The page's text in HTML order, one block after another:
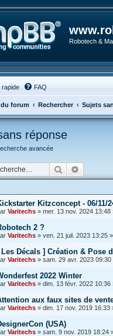
Robotech &
rapide FAQ
forum Rechercher Sujets
réponse
avancée
Rechercher
Kitzconcept - 06/11/
Varitechs » mer. 13 nov. 2024 13:48
2 ?
Varitechs » ven. 21 juil. 2023 13:25
Décals ] Création & Pose
Varitechs » sam. 29 avr. 2023 09:30
2022 Winter
Varitechs » dim. 13 févr. 2022 10:36
aux faux sites de
Varitechs » dim. 17 nov. 2019 16:33
(USA)
Varitechs » sam. 9 nov. 2019 18:24